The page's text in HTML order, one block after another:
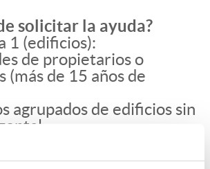
solicitar la ayuda?
(edificios):
de propietarios o
(más de 15 años de
agrupados de edificios sin
de propietarios.
(viviendas, viviendas